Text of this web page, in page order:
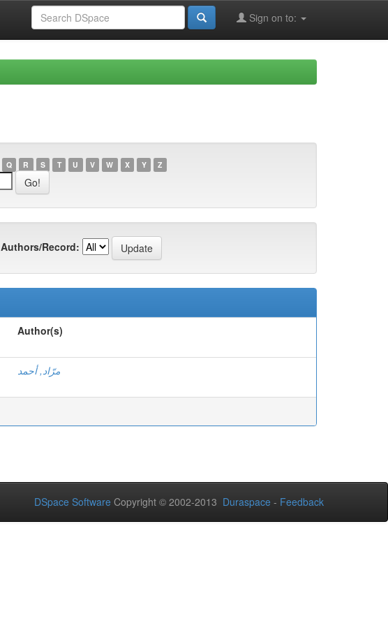
Sign on to:
Q R S T U V W X Y Z
Authors/Record:
Author(s)
مرّاد, أحمد
DSpace Software Copyright © 2002-2013 Duraspace - Feedback